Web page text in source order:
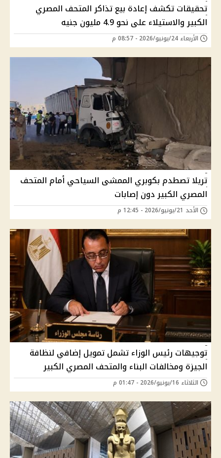
تحقيقات تكشف إعادة بيع تذاكر المتحف المصري
الكبير والاستيلاء على نحو 4.9 مليون جنيه
الأربعاء 24/يونيو/2026 - 08:57 م
تريلا تصطدم بكوبري الممشى السياحي أمام المتحف
المصري الكبير دون إصابات
الأحد 21/يونيو/2026 - 12:45 م
توجيهات رئيس الوزاء تشمل تمويل إضافي لنظافة
الجيزة ومخالفات البناء والمتحف المصري الكبير
الثلاثاء 16/يونيو/2026 - 01:47 م